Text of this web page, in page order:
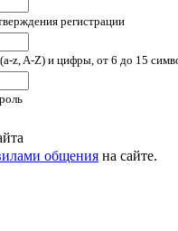
регистрации
z, A-Z) и цифры, от 6 до 15
общения на сайте.